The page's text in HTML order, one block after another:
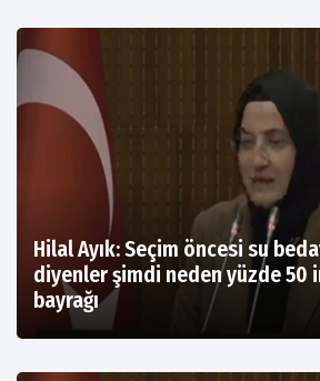
Hilal Ayık: Seçim öncesi su
diyenler şimdi neden yüzde 50
bayrağı